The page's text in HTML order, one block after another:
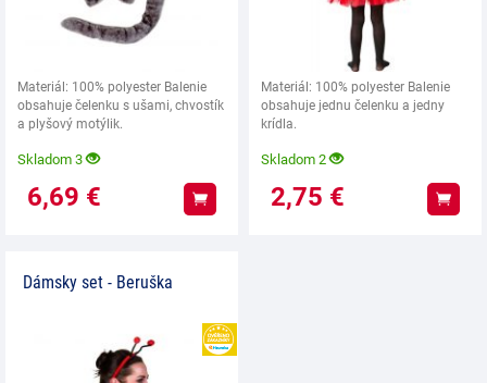
Materiál: 100% polyester Balenie
obsahuje čelenku s ušami, chvostík
a plyšový motýlik.
Skladom 3
6,69 € Kúpiť
Materiál: 100% polyester Balenie
obsahuje jednu čelenku a jedny
krídla.
Skladom 2
2,75 € Kúpiť
Dámsky set - Beruška